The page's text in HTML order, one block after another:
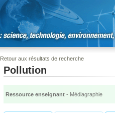
Retour aux résultats de recherche
Pollution
Ressource enseignant - Médiagraphie